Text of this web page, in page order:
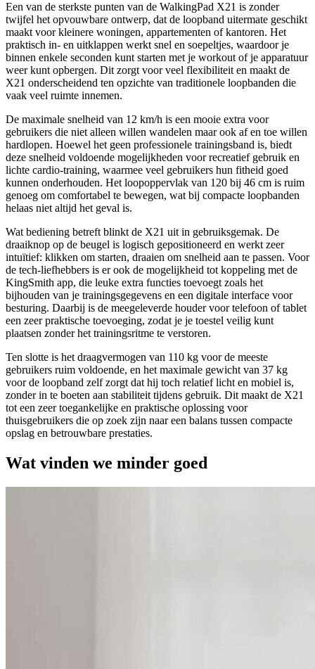
Een van de sterkste punten van de WalkingPad X21 is zonder
twijfel het opvouwbare ontwerp, dat de loopband uitermate geschikt
maakt voor kleinere woningen, appartementen of kantoren. Het
praktisch in- en uitklappen werkt snel en soepeltjes, waardoor je
binnen enkele seconden kunt starten met je workout of je apparatuur
weer kunt opbergen. Dit zorgt voor veel flexibiliteit en maakt de
X21 onderscheidend ten opzichte van traditionele loopbanden die
vaak veel ruimte innemen.
De maximale snelheid van 12 km/h is een mooie extra voor
gebruikers die niet alleen willen wandelen maar ook af en toe willen
hardlopen. Hoewel het geen professionele trainingsband is, biedt
deze snelheid voldoende mogelijkheden voor recreatief gebruik en
lichte cardio-training, waarmee veel gebruikers hun fitheid goed
kunnen onderhouden. Het loopoppervlak van 120 bij 46 cm is ruim
genoeg om comfortabel te bewegen, wat bij compacte loopbanden
helaas niet altijd het geval is.
Wat bediening betreft blinkt de X21 uit in gebruiksgemak. De
draaiknop op de beugel is logisch gepositioneerd en werkt zeer
intuïtief: klikken om starten, draaien om snelheid aan te passen. Voor
de tech-liefhebbers is er ook de mogelijkheid tot koppeling met de
KingSmith app, die leuke extra functies toevoegt zoals het
bijhouden van je trainingsgegevens en een digitale interface voor
besturing. Daarbij is de meegeleverde houder voor telefoon of tablet
een zeer praktische toevoeging, zodat je je toestel veilig kunt
plaatsen zonder het trainingsritme te verstoren.
Ten slotte is het draagvermogen van 110 kg voor de meeste
gebruikers ruim voldoende, en het maximale gewicht van 37 kg
voor de loopband zelf zorgt dat hij toch relatief licht en mobiel is,
zonder in te boeten aan stabiliteit tijdens gebruik. Dit maakt de X21
tot een zeer toegankelijke en praktische oplossing voor
thuisgebruikers die op zoek zijn naar een balans tussen compacte
opslag en betrouwbare prestaties.
Wat vinden we minder goed